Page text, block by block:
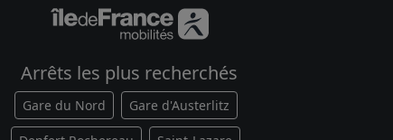
Arrêts les plus recherchés
Gare du Nord Gare d'Austerlitz